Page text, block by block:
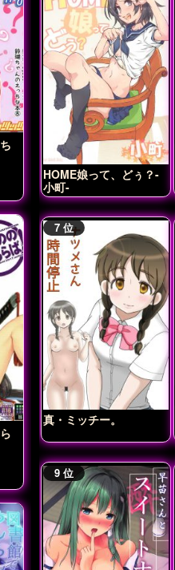
HOME娘って、どぅ？-
小町-
真・ミッチー。